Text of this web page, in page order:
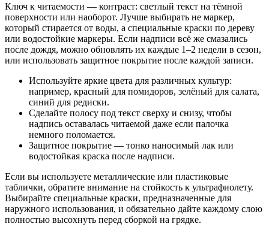
Ключ к читаемости — контраст: светлый текст на тёмной
поверхности или наоборот. Лучше выбирать не маркер,
который стирается от воды, а специальные краски по дереву
или водостойкие маркеры. Если надписи всё же смазались
после дождя, можно обновлять их каждые 1–2 недели в сезон,
или использовать защитное покрытие после каждой записи.
Используйте яркие цвета для различных культур:
например, красный для помидоров, зелёный для салата,
синий для редиски.
Сделайте полосу под текст сверху и снизу, чтобы
надпись оставалась читаемой даже если палочка
немного поломается.
Защитное покрытие — тонко наносимый лак или
водостойкая краска после надписи.
Если вы используете металлические или пластиковые
таблички, обратите внимание на стойкость к ультрафиолету.
Выбирайте специальные краски, предназначенные для
наружного использования, и обязательно дайте каждому слою
полностью высохнуть перед сборкой на грядке.